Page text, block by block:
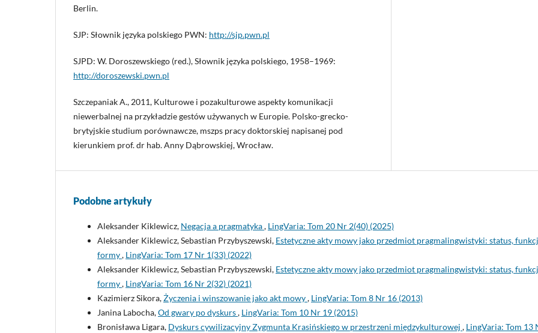
Berlin.
SJP: Słownik języka polskiego PWN: http://sjp.pwn.pl
SJPD: W. Doroszewskiego (red.), Słownik języka polskiego, 1958–1969:
http://doroszewski.pwn.pl
Szczepaniak A., 2011, Kulturowe i pozakulturowe aspekty komunikacji
niewerbalnej na przykładzie gestów używanych w Europie. Polsko-grecko-
brytyjskie studium porównawcze, mszps pracy doktorskiej napisanej pod
kierunkiem prof. dr hab. Anny Dąbrowskiej, Wrocław.
Podobne artykuły
Aleksander Kiklewicz, Negacja a pragmatyka, LingVaria: Tom 20 Nr 2(40) (2025)
Aleksander Kiklewicz, Sebastian Przybyszewski, Estetyczne akty mowy jako przedmiot pragmalingwistyki: status,
formy, LingVaria: Tom 17 Nr 1(33) (2022)
Aleksander Kiklewicz, Sebastian Przybyszewski, Estetyczne akty mowy jako przedmiot pragmalingwistyki: status,
formy, LingVaria: Tom 16 Nr 2(32) (2021)
Kazimierz Sikora,Życzenia i winszowanie jako akt mowy, LingVaria: Tom 8 Nr 16 (2013)
Janina Labocha,Od gwary po dyskurs, LingVaria: Tom 10 Nr 19 (2015)
Bronisława Ligara, Dyskurs cywilizacyjny Zygmunta Krasińskiego w przestrzeni międzykulturowej , LingVaria: Tom 13